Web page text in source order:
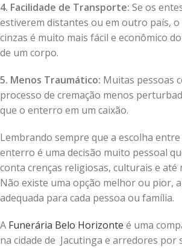
4. Facilidade de Transporte: Se os
estiverem distantes ou em outro país,
cinzas é muito mais fácil e econômico
de um corpo.
5. Menos Traumático: Muitas pessoas
processo de cremação menos
que o enterro em um caixão.
Lembrando sempre que a escolha
enterro é uma decisão muito pessoal
conta crenças religiosas, culturais e até
Não existe uma opção melhor ou pior,
adequada para cada pessoa ou família.
A Funerária Belo Horizonte é uma
na cidade de Jacutinga e arredores por